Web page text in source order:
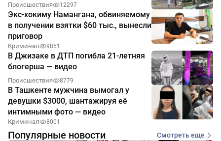
Происшествия 12297
Экс-хокиму Намангана, обвиняемому
в получении взятки $60 тыс., вынесли
приговор
Криминал 9851
В Джизаке в ДТП погибла 21-летняя
блогерша — видео
Происшествия 8779
В Ташкенте мужчина вымогал у
девушки $3000, шантажируя её
интимными фото — видео
Криминал 8001
Популярные новости Смотреть еще